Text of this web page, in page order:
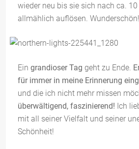
wieder neu bis sie sich nach ca.
allmählich auflösen. Wunderschön!
Ein grandioser Tag geht zu Ende.
für immer in meine Erinnerung
und die ich nicht mehr missen
überwältigend, faszinierend! Ich
mit all seiner Vielfalt und seiner
Schönheit!